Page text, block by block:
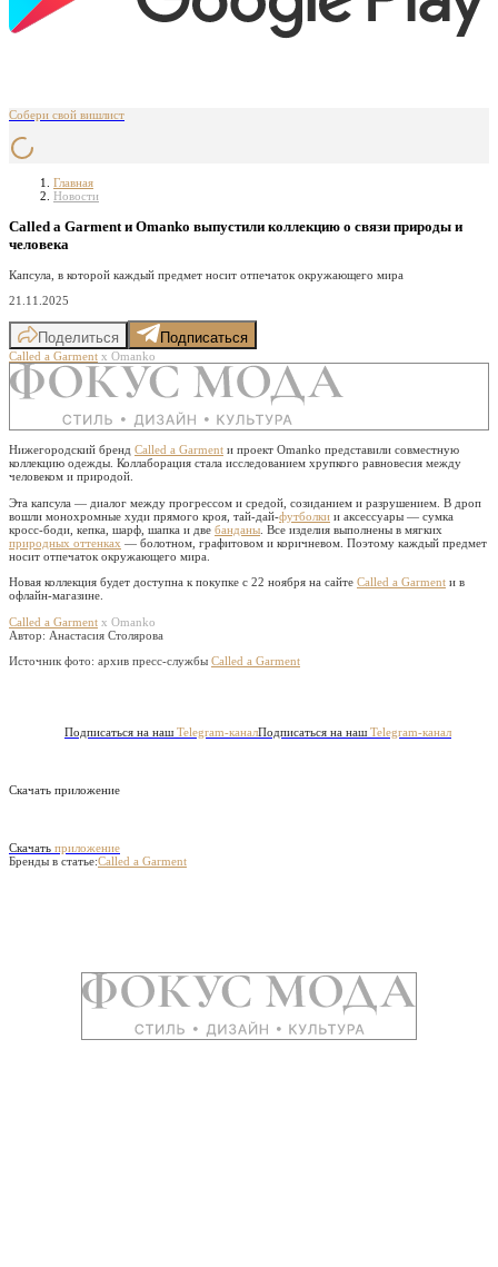
Собери свой вишлист
Главная
Новости
Called a Garment и Omanko выпустили коллекцию о связи природы и
человека
Капсула, в которой каждый предмет носит отпечаток окружающего мира
21.11.2025
Поделиться Подписаться
Called a Garment х Omanko
Нижегородский бренд Called a Garment и проект Omanko представили совместную
коллекцию одежды. Коллаборация стала исследованием хрупкого равновесия между
человеком и природой.
Эта капсула — диалог между прогрессом и средой, созиданием и разрушением. В дроп
вошли монохромные худи прямого кроя, тай-дай-футболки и аксессуары — сумка
кросс-боди, кепка, шарф, шапка и две банданы . Все изделия выполнены в мягких
природных оттенках — болотном, графитовом и коричневом. Поэтому каждый предмет
носит отпечаток окружающего мира.
Новая коллекция будет доступна к покупке с 22 ноября на сайте Called a Garment и в
офлайн-магазине.
Called a Garment х Omanko
Автор: Анастасия Столярова
Источник фото: архив пресс-службы Called a Garment
Подписаться на наш Telegram-каналПодписаться на наш Telegram-канал
Скачать приложение
Скачать приложение
Бренды в статье:Called a Garment